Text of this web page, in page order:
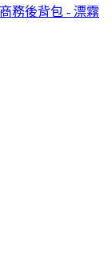
務後背包 - 漂霧